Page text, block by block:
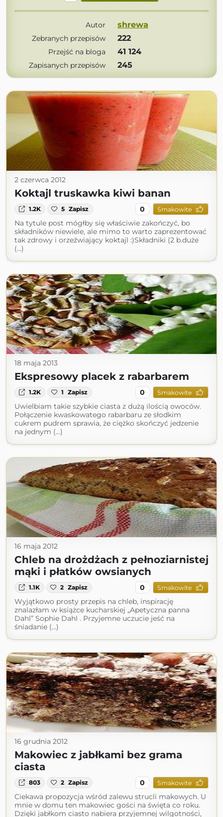
Autor shrewa
Zebranych przepisów 222
Przejść na bloga 41 124
Zapisanych przepisów 245
2 czerwca 2012
Koktajl truskawka kiwi banan
1.2K 5 Zapisz 0 Smakowite
Na tytule post mógłby się właściwie zakończyć, bo
składników niewiele, ale mimo to warto zaprezentować
tak zdrowy i orzeźwiający koktajl :)Składniki (2 b.duże
(...)
18 maja 2013
Ekspresowy placek z rabarbarem
1.2K 1 Zapisz 0 Smakowite
Uwielbiam takie szybkie ciasta z dużą ilością owoców.
Połączenie kwaskowatego rabarbaru ze słodkim
cukrem pudrem sprawia, że ciężko skończyć jedzenie
na jednym (...)
16 maja 2012
Chleb na drożdżach z pełnoziarnistej
mąki i płatków owsianych
1.1K 2 Zapisz 0 Smakowite
Wyjątkowo prosty przepis na chleb, inspirację
znalazłam w książce kucharskiej „Apetyczna panna
Dahl” Sophie Dahl . Przyjemne uczucie jeść na
śniadanie (...)
16 grudnia 2012
Makowiec z jabłkami bez grama
ciasta
803 2 Zapisz 0 Smakowite
Ciekawa propozycja wśród zalewu strucli makowych. U
mnie w domu ten makowiec gości na święta co roku.
Dzięki jabłkom ciasto nabiera przyjemnej wilgotności,